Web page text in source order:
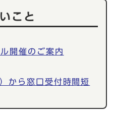
こと
開催のご案内
から窓口受付時間短